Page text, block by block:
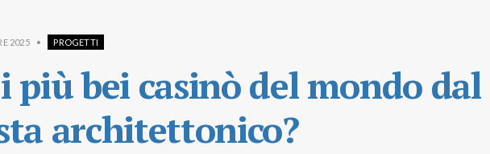
2025 • PROGETTI
più bei casinò del mondo dal
architettonico?